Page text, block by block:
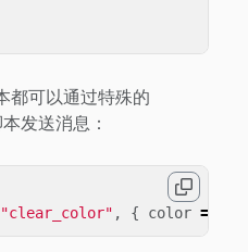
都可以通过特殊的
发送消息：
"clear_color" , { color =